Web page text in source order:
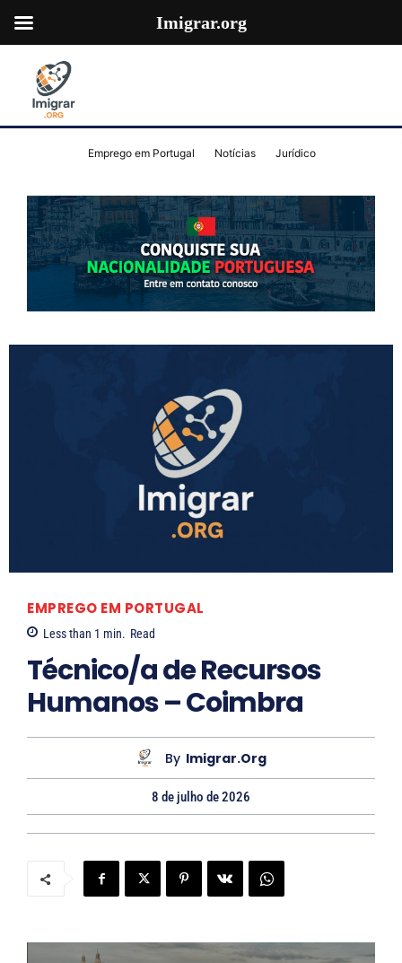
Emprego em Portugal Notícias Jurídico
EMPREGO EM PORTUGAL
Less than 1 min. Read
Técnico/a de Recursos
Humanos – Coimbra
By Imigrar.org
8 de julho de 2026
Imigrar.org